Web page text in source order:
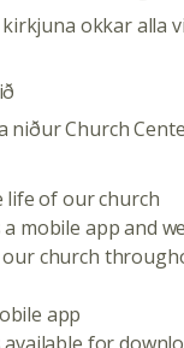
fyrir honum á
orð Drottins er
hinir hógværu
okkar alla
Church
life of our church
mobile app and
church
app